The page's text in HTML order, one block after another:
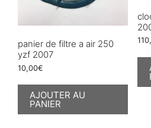
panier de filtre a air 250
yzf 2007
10,00€
AJOUTER AU
PANIER